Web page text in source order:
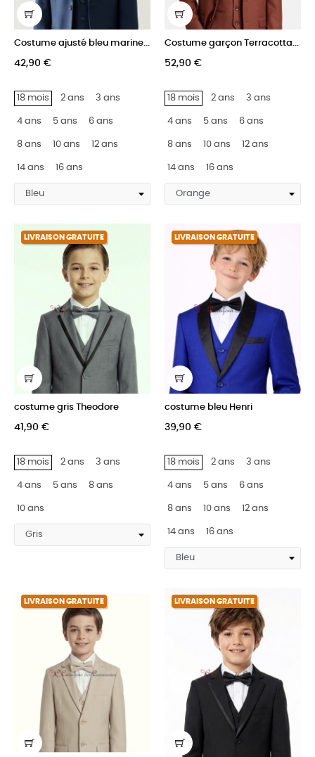
Costume ajusté bleu marine...
42,90 €
18 mois 2 ans 3 ans
4 ans 5 ans 6 ans
8 ans 10 ans 12 ans
14 ans 16 ans
Costume garçon Terracotta...
52,90 €
18 mois 2 ans 3 ans
4 ans 5 ans 6 ans
8 ans 10 ans 12 ans
14 ans 16 ans
LIVRAISON GRATUITE
costume gris Theodore
41,90 €
18 mois 2 ans 3 ans
4 ans 5 ans 8 ans
10 ans
LIVRAISON GRATUITE
costume bleu Henri
39,90 €
18 mois 2 ans 3 ans
4 ans 5 ans 6 ans
8 ans 10 ans 12 ans
14 ans 16 ans
LIVRAISON GRATUITE LIVRAISON GRATUITE